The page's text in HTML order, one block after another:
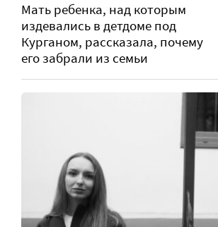
Мать ребенка, над которым
издевались в детдоме под
Курганом, рассказала, почему
его забрали из семьи